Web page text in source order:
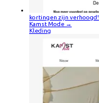
kortingen zijn verhoogd!
Kamst Mode →
Kleding